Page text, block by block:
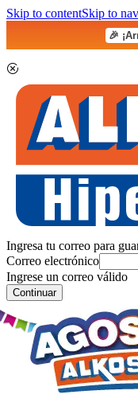
Skip to contentSkip to
🎉
Ingresa tu correo para
Correo electrónico
Ingrese un correo válido
Continuar